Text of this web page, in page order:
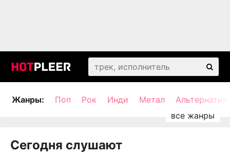
Жанры: Поп Рок Инди Метал
Сегодня слушают